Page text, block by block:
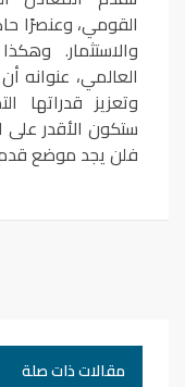
القومي، وعنصرًا
والاستثمار.
العالمي، عنوانه
وتعزيز قدراتها
ستكون الأقدر على
فلن يجد موضع
مقالات ذات صلة